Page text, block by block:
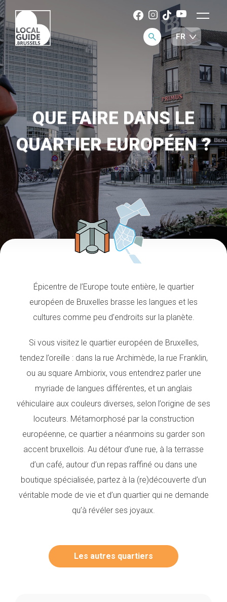
QUE FAIRE DANS LE
QUARTIER EUROPÉEN ?
Épicentre de l’Europe toute entière, le quartier
européen de Bruxelles brasse les langues et les
cultures comme peu d’endroits sur la planète.
Si vous visitez le quartier européen de Bruxelles,
tendez l’oreille : dans la rue Archimède, la rue Franklin,
ou au square Ambiorix, vous entendrez parler une
myriade de langues différentes, et un anglais
véhiculaire aux couleurs diverses, selon l’origine de ses
locuteurs. Métamorphosé par la construction
européenne, ce quartier a néanmoins su garder son
accent bruxellois. Au détour d’une rue, à la terrasse
d’un café, autour d’un repas raffiné ou dans une
boutique spécialisée, partez à la (re)découverte d’un
véritable mode de vie et d’un quartier qui ne demande
qu’à révéler ses joyaux.
Les autres quartiers